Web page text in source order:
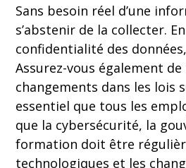
Sans besoin réel d’une
s’abstenir de la collecter.
confidentialité des
Assurez-vous également
changements dans les lois
essentiel que tous les
que la cybersécurité, la
formation doit être
technologiques et les